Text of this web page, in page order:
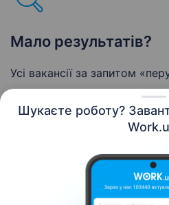
Шукаєте роботу?
Мало результатів?
Усі вакансії за запитом